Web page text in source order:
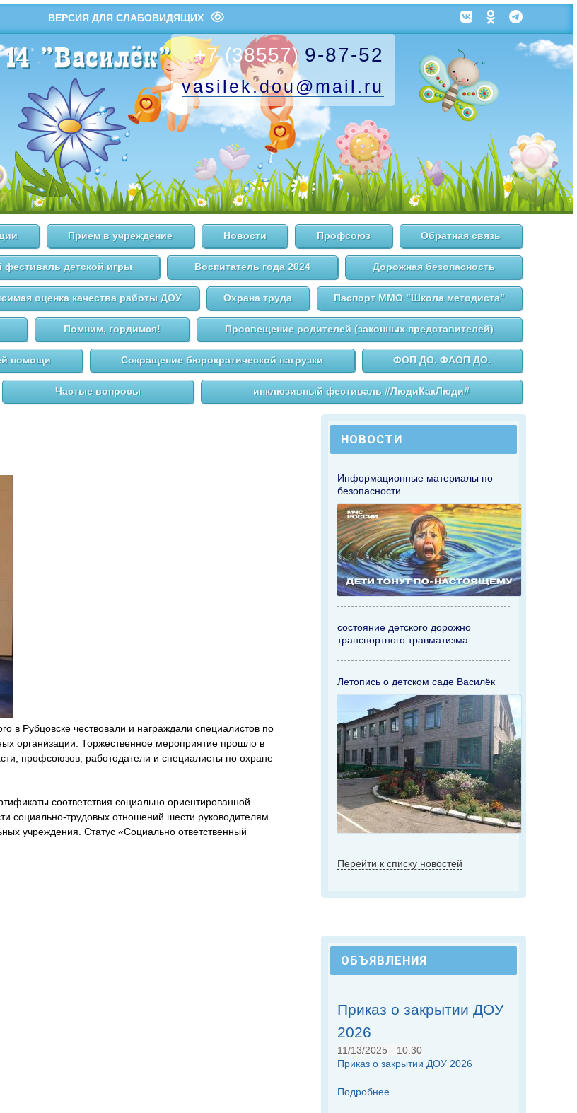
ВЕРСИЯ ДЛЯ СЛАБОВИДЯЩИХ
+7 (38557) 9-87-52
vasilek.dou @mail.ru
Прием в учреждение Новости Профсоюз Обратная связь
фестиваль детской игры Воспитатель года 2024 Дорожная безопасность
оценка качества работы ДОУ Охрана труда Паспорт ММО "Школа методиста"
Помним, гордимся! Просвещение родителей (законных представителей)
помощи Сокращение бюрократической нагрузки ФОП ДО. ФАОП ДО.
Частые вопросы инклюзивный фестиваль #ЛюдиКакЛюди#
НОВОСТИ
Информационные материалы по
безопасности
состояние детского дорожно
транспортного травматизма
Летопись о детском саде Василёк
Перейти к списку новостей
ОБЪЯВЛЕНИЯ
Приказ о закрытии ДОУ
2026
11/13/2025 - 10:30
Приказ о закрытии ДОУ 2026
Подробнее
в Рубцовске чествовали и награждали специалистов по
организации. Торжественное мероприятие прошло в
профсоюзов, работодатели и специалисты по охране
соответствия социально ориентированной
социально-трудовых отношений шести руководителям
учреждения. Статус «Социально ответственный